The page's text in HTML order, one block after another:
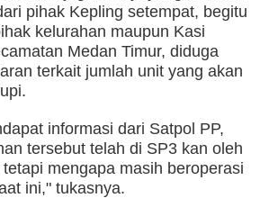
pihak Kepling setempat, begitu
kelurahan maupun Kasi
Medan Timur, diduga
terkait jumlah unit yang akan
informasi dari Satpol PP,
tersebut telah di SP3 kan oleh
mengapa masih beroperasi
ini," tukasnya.